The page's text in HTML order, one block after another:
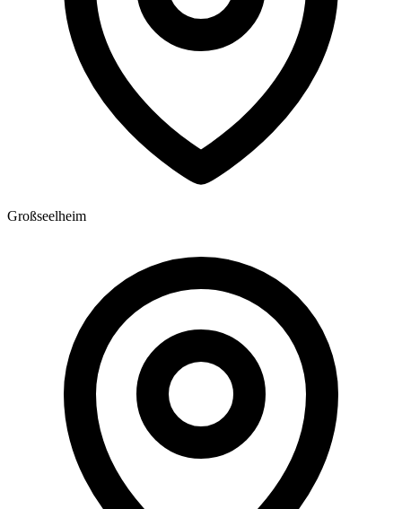
Großseelheim